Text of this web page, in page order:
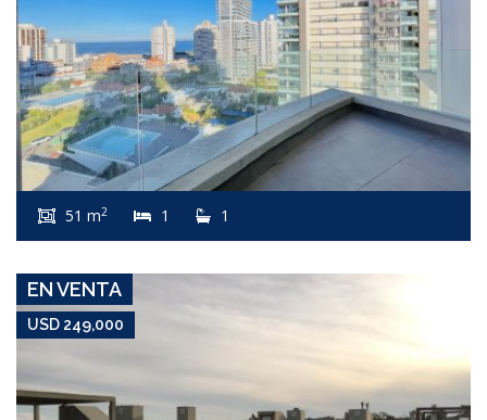
51 m2 1 1
USD 249,000
Apartamento #8359
MANANTIALES
EN VENTA
USD 249,000